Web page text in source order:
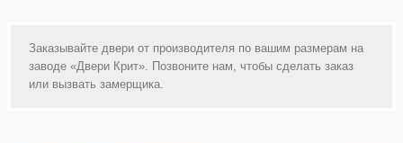
Заказывайте двери от производителя по вашим размерам на
заводе «Двери Крит». Позвоните нам, чтобы сделать заказ
или вызвать замерщика.